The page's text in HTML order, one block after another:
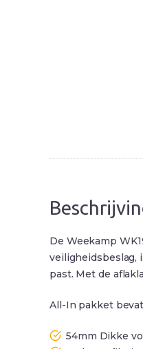
De Weekamp
veiligheidsbeslag,
past. Met de
All-In pakket
54mm Dikke